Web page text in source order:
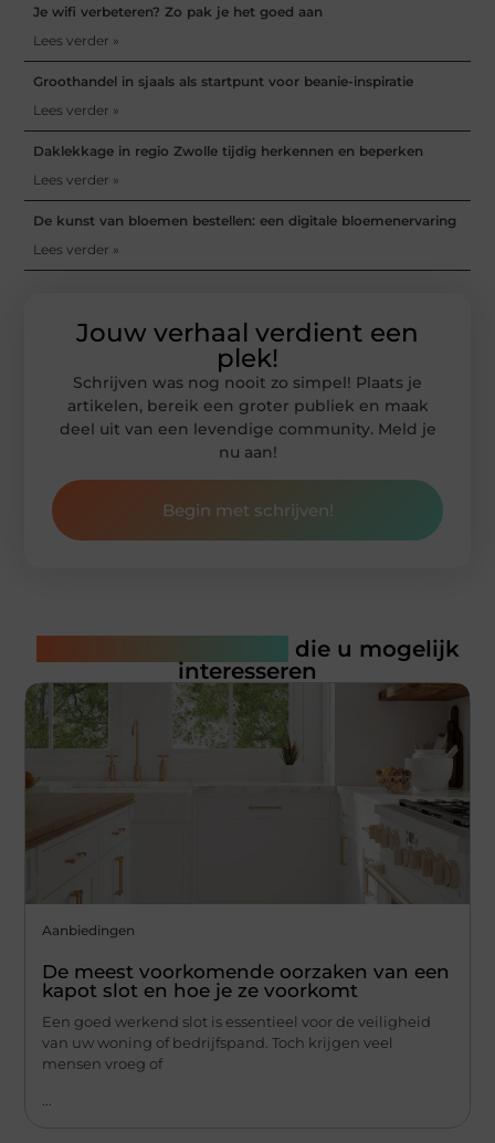
Je wifi verbeteren? Zo pak je het goed aan
Lees verder »
Groothandel in sjaals als startpunt voor beanie-inspiratie
Lees verder »
Daklekkage in regio Zwolle tijdig herkennen en beperken
Lees verder »
De kunst van bloemen bestellen: een digitale bloemenervaring
Lees verder »
Jouw verhaal verdient een
plek!
Schrijven was nog nooit zo simpel! Plaats je
artikelen, bereik een groter publiek en maak
deel uit van een levendige community. Meld je
nu aan!
Begin met schrijven!
die u mogelijk
interesseren
Aanbiedingen
De meest voorkomende oorzaken van een
kapot slot en hoe je ze voorkomt
Een goed werkend slot is essentieel voor de veiligheid
van uw woning of bedrijfspand. Toch krijgen veel
mensen vroeg of
...